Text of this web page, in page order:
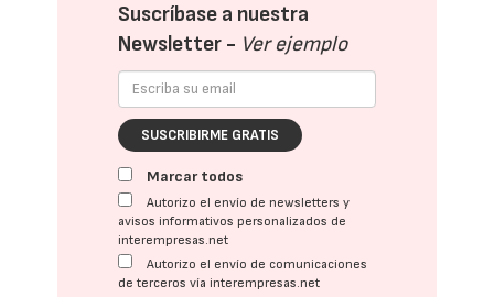
Suscríbase a nuestra
Newsletter - Ver ejemplo
SUSCRIBIRME GRATIS
Marcar todos
Autorizo el envío de newsletters y
avisos informativos personalizados de
interempresas.net
Autorizo el envío de comunicaciones
de terceros vía interempresas.net